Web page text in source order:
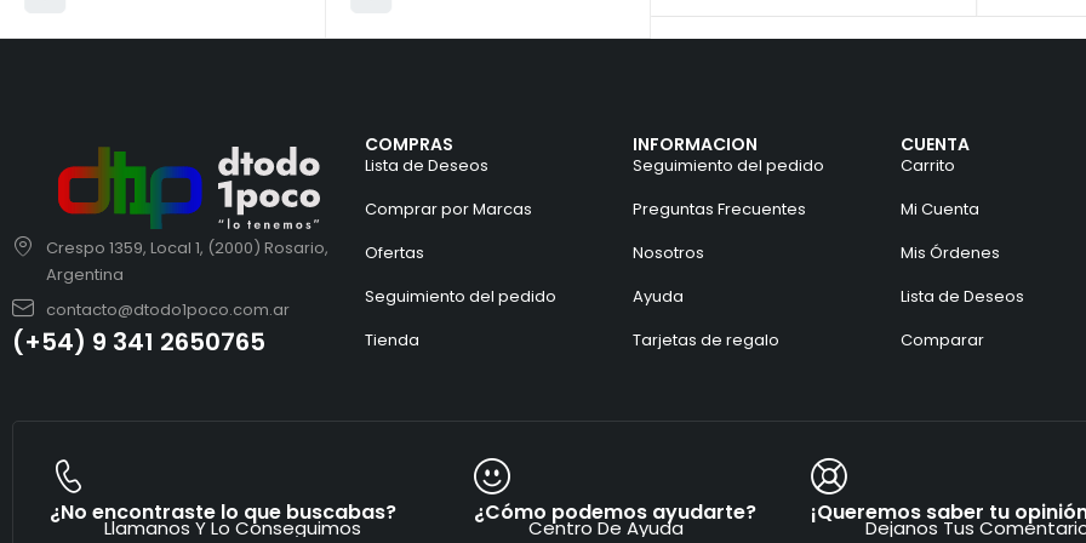
Crespo 1359, Local 1, (2000) Rosario,
Argentina
contacto@dtodo1poco.com.ar
(+54) 9 341 2650765
COMPRAS
Lista de Deseos
Comprar por Marcas
Ofertas
Seguimiento del pedido
Tienda
INFORMACION
Seguimiento del pedido
Preguntas Frecuentes
Nosotros
Ayuda
Tarjetas de regalo
CUENTA
Carrito
Mi Cuenta
Mis Órdenes
Lista de Deseos
Comparar
¿No encontraste lo que buscabas?
Llamanos Y Lo Conseguimos
¿Cómo podemos ayudarte?
Centro De Ayuda
¡Queremos saber tu
Dejanos Tus